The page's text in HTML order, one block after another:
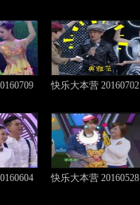
快乐大本营 20160702
快乐大本营 20160528